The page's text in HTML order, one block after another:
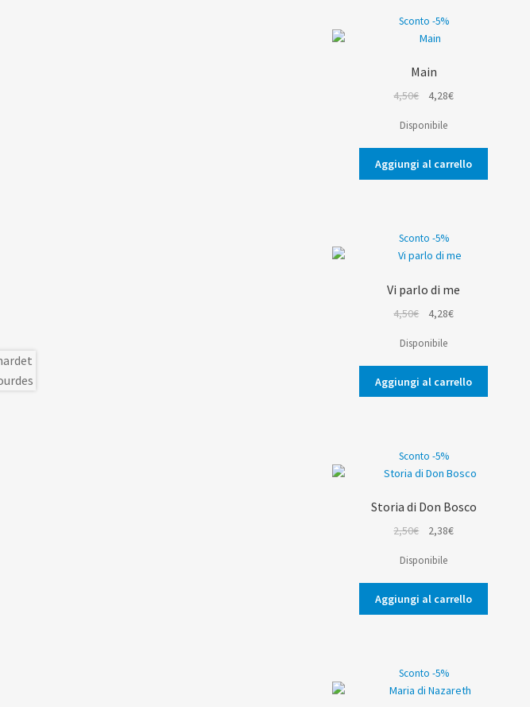
Sconto -5%
Main
4,50€
originale
era:
4,50€.
4,28€Il
è:
4,28€.
Disponibile
Aggiungi al carrello
Sconto -5%
Vi parlo di me
4,50€
originale
era:
4,50€.
4,28€Il
è:
4,28€.
Disponibile
Aggiungi al carrello
Sconto -5%
Storia di Don Bosco
2,50€
originale
era:
2,50€.
2,38€Il
è:
2,38€.
Disponibile
Aggiungi al carrello
Sconto -5%